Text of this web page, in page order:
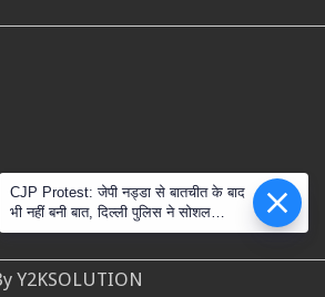
Y2KSOLUTION
CJP Protest: जेपी नड्डा से बातचीत के बाद
भी नहीं बनी बात, दिल्ली पुलिस ने सोशल
मीडिया के दावों को नकारा